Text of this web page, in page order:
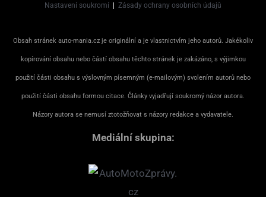
Nastavení soukromí Zásady ochrany osobních údajů
Obsah stránek auto-mania.cz je originální a je vlastnictvím jeho autorů. Jakékoliv
kopírování obsahu nebo částí obsahu těchto stránek je zakázáno, s výjimkou
použití části obsahu s výslovným písemným (e-mailovým) svolením autorů nebo
použití části obsahu formou citace. Články vyjadřují soukromý názor autora.
Názory autora se nemusí ztotožňovat s názory redakce a vydavatele.
Mediální skupina: